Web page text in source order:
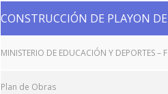
CONSTRUCCIÓN DE PLAYON
MINISTERIO DE EDUCACIÓN Y DEPORTES
Plan de Obras